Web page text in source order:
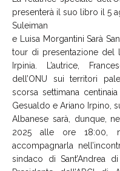
presenterà il suo libro il 5
Suleiman
e Luisa Morgantini Sarà
tour di presentazione del
Irpinia. L’autrice,
dell’ONU sui territori
scorsa settimana
Gesualdo e Ariano Irpino,
Albanese sarà, dunque,
2025 alle ore 18:00,
accompagnarla
sindaco di Sant’Andrea